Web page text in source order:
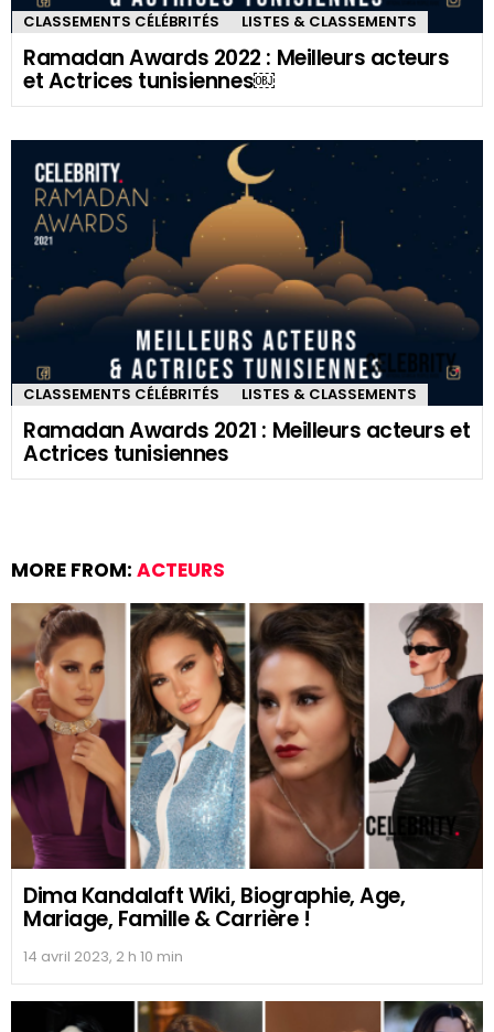
CLASSEMENTS CÉLÉBRITÉS LISTES & CLASSEMENTS
Ramadan Awards 2022 : Meilleurs acteurs
et Actrices tunisiennes￼
CLASSEMENTS CÉLÉBRITÉS LISTES & CLASSEMENTS
Ramadan Awards 2021 : Meilleurs acteurs et
Actrices tunisiennes
MORE FROM: ACTEURS
Dima Kandalaft Wiki, Biographie, Age,
Mariage, Famille & Carrière !
14 avril 2023, 2 h 10 min